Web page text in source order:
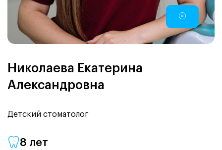
Николаева Екатерина
Александровна
Детский стоматолог
8 лет